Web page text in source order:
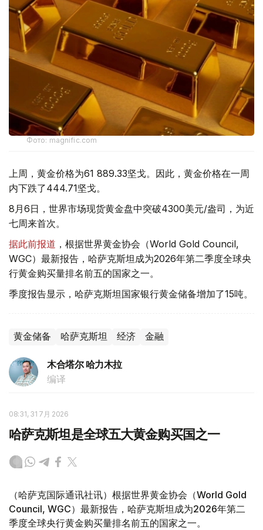
Фото: magnific.com
上周，黄金价格为61 889.33坚戈。因此，黄金价格在一周
内下跌了444.71坚戈。
8月6日，世界市场现货黄金盘中突破4300美元/盎司，为近
七周来首次。
据此前报道 ，根据世界黄金协会（World Gold Council,
WGC）最新报告，哈萨克斯坦成为2026年第二季度全球央
行黄金购买量排名前五的国家之一。
季度报告显示，哈萨克斯坦国家银行黄金储备增加了15吨。
黄金储备 哈萨克斯坦 经济 金融
木合塔尔 哈力木拉
编译
08:31, 31 7月 2026
哈萨克斯坦是全球五大黄金购买国之一
（哈萨克国际通讯社讯）根据世界黄金协会（World Gold
Council, WGC）最新报告，哈萨克斯坦成为2026年第二
季度全球央行黄金购买量排名前五的国家之一。